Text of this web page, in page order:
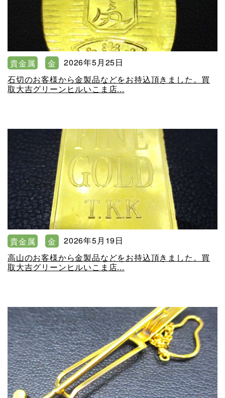
貴金属 金
2026年5月25日
石切のお客様から金製品などをお持込頂きました。買
取大吉グリーンヒルいこま店...
貴金属 金
2026年5月19日
高山のお客様から金製品などをお持込頂きました。買
取大吉グリーンヒルいこま店...